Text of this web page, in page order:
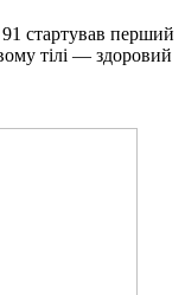
стартував перший
тілі — здоровий